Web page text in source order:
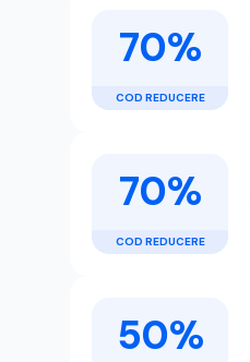
70%
COD REDUCERE
70%
COD REDUCERE
50%